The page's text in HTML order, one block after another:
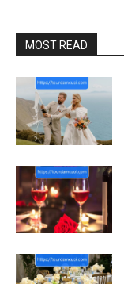
MOST READ